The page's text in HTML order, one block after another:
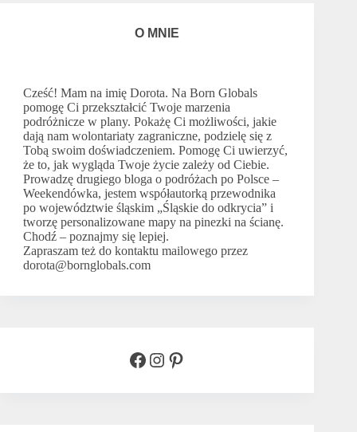
O MNIE
Cześć! Mam na imię Dorota. Na Born Globals
pomogę Ci przekształcić Twoje marzenia
podróżnicze w plany. Pokażę Ci możliwości, jakie
dają nam wolontariaty zagraniczne, podzielę się z
Tobą swoim doświadczeniem. Pomogę Ci uwierzyć,
że to, jak wygląda Twoje życie zależy od Ciebie.
Prowadzę drugiego bloga o podróżach po Polsce –
Weekendówka, jestem współautorką przewodnika
po województwie śląskim „Śląskie do odkrycia” i
tworzę personalizowane mapy na pinezki na ścianę.
Chodź – poznajmy się lepiej.
Zapraszam też do kontaktu mailowego przez
dorota@bornglobals.com
Facebook
Instagram
Pinterest